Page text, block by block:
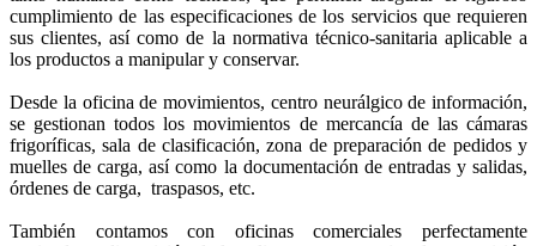
cumplimiento de las especificaciones de los servicios que requieren
sus clientes, así como de la normativa técnico-sanitaria aplicable a
los productos a manipular y conservar.
Desde la oficina de movimientos, centro neurálgico de información,
se gestionan todos los movimientos de mercancía de las cámaras
frigoríficas, sala de clasificación, zona de preparación de pedidos y
muelles de carga, así como la documentación de entradas y salidas,
órdenes de carga, traspasos, etc.
También contamos con oficinas comerciales perfectamente